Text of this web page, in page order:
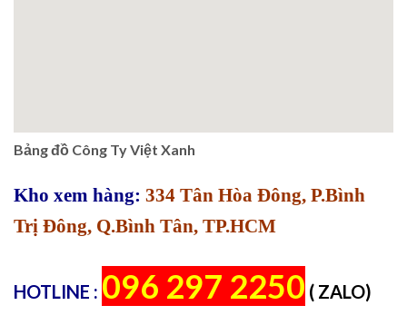
Bảng đồ Công Ty Việt Xanh
Kho xem hàng: 334 Tân Hòa Đông, P.Bình
Trị Đông, Q.Bình Tân, TP.HCM
HOTLINE : 096 297 2250 ( ZALO)